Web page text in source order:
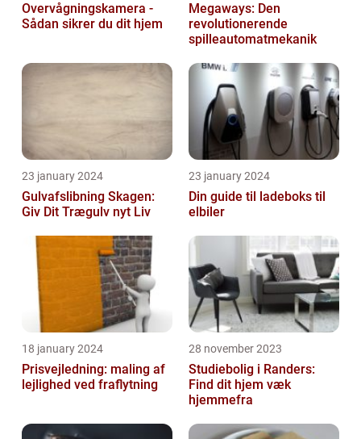
Overvågningskamera -
Sådan sikrer du dit hjem
Megaways: Den
revolutionerende
spilleautomatmekanik
23 january 2024
Gulvafslibning Skagen:
Giv Dit Trægulv nyt Liv
23 january 2024
Din guide til ladeboks til
elbiler
18 january 2024
Prisvejledning: maling af
lejlighed ved fraflytning
28 november 2023
Studiebolig i Randers:
Find dit hjem væk
hjemmefra